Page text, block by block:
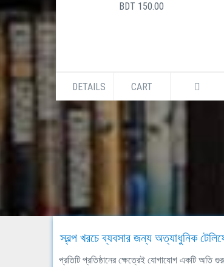
BDT 150.00
DETAILS CART
স্বল্প খরচে ব্যবসার জন্য অত্যাধুনিক
প্রতিটি প্রতিষ্ঠানের ক্ষেত্রেই যোগাযোগ একটি অতি